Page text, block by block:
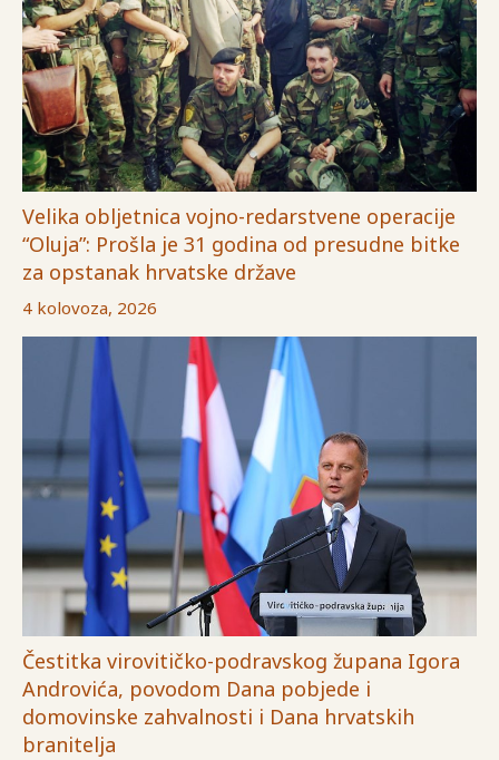
Velika obljetnica vojno-redarstvene operacije
“Oluja”: Prošla je 31 godina od presudne bitke
za opstanak hrvatske države
4 kolovoza, 2026
Čestitka virovitičko-podravskog župana Igora
Androvića, povodom Dana pobjede i
domovinske zahvalnosti i Dana hrvatskih
branitelja